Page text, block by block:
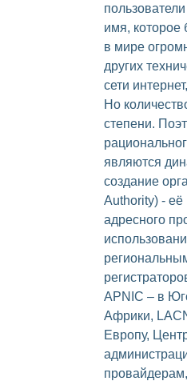
имя, которое
в мире
других
сети
Но
степени.
являются
создание
Authority) - её
адресного
APNIC – в
Африки,
Европу,